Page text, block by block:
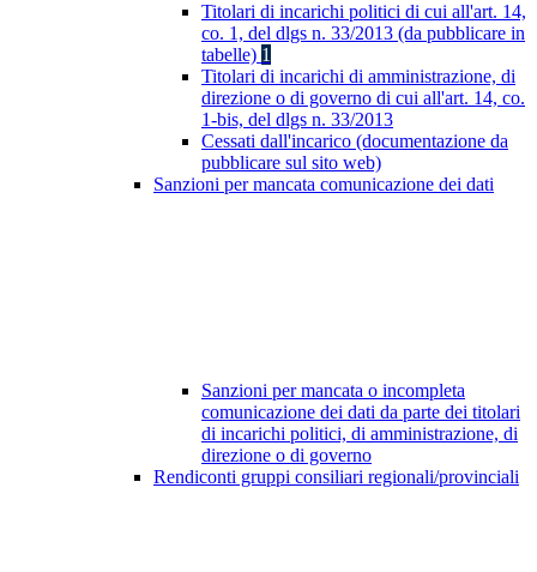
Titolari di incarichi politici di cui all'art. 14,
co. 1, del dlgs n. 33/2013 (da pubblicare in
tabelle) 1
Titolari di incarichi di amministrazione, di
direzione o di governo di cui all'art. 14, co.
1-bis, del dlgs n. 33/2013
Cessati dall'incarico (documentazione da
pubblicare sul sito web)
Sanzioni per mancata comunicazione dei dati
Sanzioni per mancata o incompleta
comunicazione dei dati da parte dei titolari
di incarichi politici, di amministrazione, di
direzione o di governo
Rendiconti gruppi consiliari regionali/provinciali